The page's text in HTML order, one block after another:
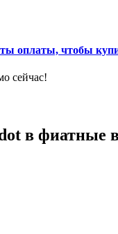
оплаты, чтобы
сейчас!
в фиатные